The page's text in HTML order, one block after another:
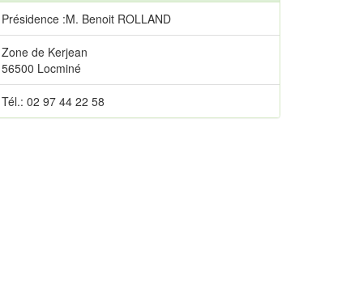
Présidence :M. Benoit ROLLAND
Zone de Kerjean
56500 Locminé
Tél.: 02 97 44 22 58